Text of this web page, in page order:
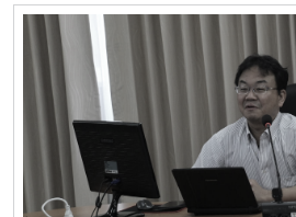
นักศึกษา ที่สามารถต่อยอดองค์ความรู้
การเป็นผู้ประกอบการแห่งอนาคตได้อย่
วิทยาศาสตร์เทคโนโลยีเกษตรและอาห
Park
(MAP)https://www.facebook.com/
หลักสูตรวิศวกรรมศาสตรบัณฑิต สาขา
การอบรมเชิงปฏิบัติการ "SIPOC
การดำเนินการตามเกณฑ์ EdPEx" ใน
2569 ที่โรงแรมยูนิมมาน โดย ได้รับเกี
ศาสตราจารย์ ดร.สุภัทร พัฒน์วิชัยโช
มหาวิทยาลัยเกษตรศาสตร์ เป็นวิทยา
เสริมให้บุคลากรนำความรู้ที่ได้ ใช้ในการ
เชื่อมโยงกระบวนการ เพื่อมุ่งสู่ความเ